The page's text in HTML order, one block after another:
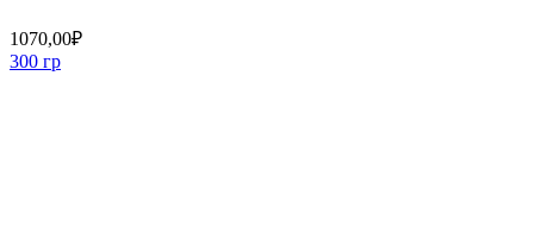
1070,00₽
300 гр